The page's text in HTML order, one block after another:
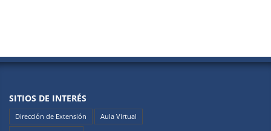
SITIOS DE INTERÉS
Dirección de Extensión
Aula Virtual